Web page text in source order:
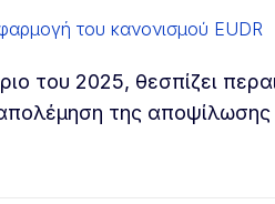
του κανονισμού EUDR
του 2025, θεσπίζει
της